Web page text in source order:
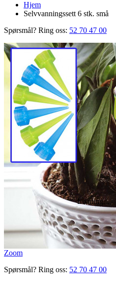
Hjem
Selvvanningssett 6 stk. små
Spørsmål? Ring oss: 52 70 47 00
Zoom
Spørsmål? Ring oss: 52 70 47 00